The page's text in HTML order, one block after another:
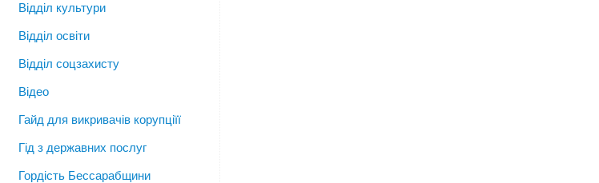
Відділ культури
Відділ освіти
Відділ соцзахисту
Відео
Гайд для викривачів корупціїї
Гід з державних послуг
Гордість Бессарабщини